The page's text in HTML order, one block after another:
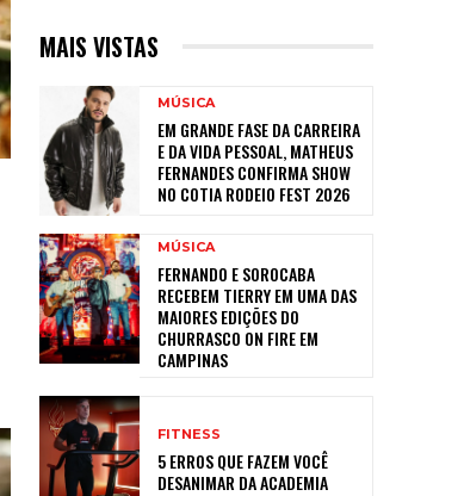
MAIS VISTAS
MÚSICA
EM GRANDE FASE DA CARREIRA
E DA VIDA PESSOAL, MATHEUS
FERNANDES CONFIRMA SHOW
NO COTIA RODEIO FEST 2026
MÚSICA
FERNANDO E SOROCABA
RECEBEM TIERRY EM UMA DAS
MAIORES EDIÇÕES DO
CHURRASCO ON FIRE EM
CAMPINAS
FITNESS
5 ERROS QUE FAZEM VOCÊ
DESANIMAR DA ACADEMIA